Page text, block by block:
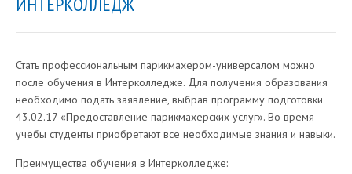
Стать профессиональным парикмахером-универсалом можно
после обучения в Интерколледже. Для получения образования
необходимо подать заявление, выбрав программу подготовки
43.02.17 «Предоставление парикмахерских услуг». Во время
учебы студенты приобретают все необходимые знания и навыки.
Преимущества обучения в Интерколледже: